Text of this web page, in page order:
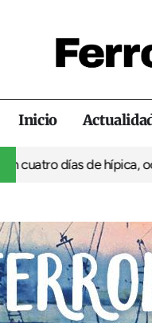
Inicio
de hípica, ocio